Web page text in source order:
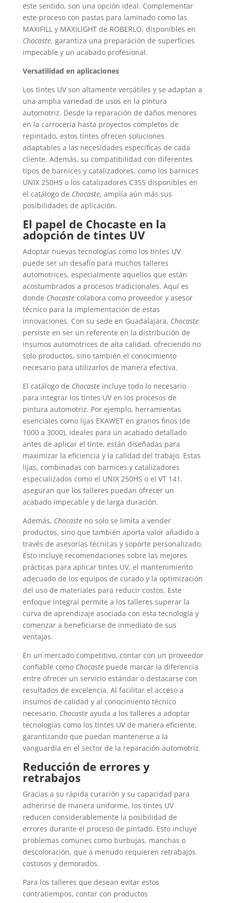
este sentido, son una opción ideal. Complementar
este proceso con pastas para laminado como las
MAXIFILL y MAXILIGHT de ROBERLO, disponibles en
Chocaste, garantiza una preparación de superficies
impecable y un acabado profesional.
Versatilidad en aplicaciones
Los tintes UV son altamente versátiles y se adaptan a
una amplia variedad de usos en la pintura
automotriz. Desde la reparación de daños menores
en la carrocería hasta proyectos completos de
repintado, estos tintes ofrecen soluciones
adaptables a las necesidades específicas de cada
cliente. Además, su compatibilidad con diferentes
tipos de barnices y catalizadores, como los barnices
UNIX 250HS o los catalizadores C355 disponibles en
el catálogo de Chocaste, amplía aún más sus
posibilidades de aplicación.
El papel de Chocaste en la
adopción de tintes UV
Adoptar nuevas tecnologías como los tintes UV
puede ser un desafío para muchos talleres
automotrices, especialmente aquellos que están
acostumbrados a procesos tradicionales. Aquí es
donde Chocastecolabora como proveedor y asesor
técnico para la implementación de estas
innovaciones. Con su sede en Guadalajara, Chocaste
persiste en ser un referente en la distribución de
insumos automotrices de alta calidad, ofreciendo no
solo productos, sino también el conocimiento
necesario para utilizarlos de manera efectiva.
El catálogo de Chocasteincluye todo lo necesario
para integrar los tintes UV en los procesos de
pintura automotriz. Por ejemplo, herramientas
esenciales como lijas EKAWET en granos finos (de
1000 a 3000), ideales para un acabado detallado
antes de aplicar el tinte, están diseñadas para
maximizar la eficiencia y la calidad del trabajo. Estas
lijas, combinadas con barnices y catalizadores
especializados como el UNIX 250HS o el VT 141,
aseguran que los talleres puedan ofrecer un
acabado impecable y de larga duración.
Además, Chocasteno solo se limita a vender
productos, sino que también aporta valor añadido a
través de asesorías técnicas y soporte personalizado.
Esto incluye recomendaciones sobre las mejores
prácticas para aplicar tintes UV, el mantenimiento
adecuado de los equipos de curado y la optimización
del uso de materiales para reducir costos. Este
enfoque integral permite a los talleres superar la
curva de aprendizaje asociada con esta tecnología y
comenzar a beneficiarse de inmediato de sus
ventajas.
En un mercado competitivo, contar con un proveedor
confiable como Chocastepuede marcar la diferencia
entre ofrecer un servicio estándar o destacarse con
resultados de excelencia. Al facilitar el acceso a
insumos de calidad y al conocimiento técnico
necesario, Chocasteayuda a los talleres a adoptar
tecnologías como los tintes UV de manera eficiente,
garantizando que puedan mantenerse a la
vanguardia en el sector de la reparación automotriz.
Reducción de errores y
retrabajos
Gracias a su rápida curación y su capacidad para
adherirse de manera uniforme, los tintes UV
reducen considerablemente la posibilidad de
errores durante el proceso de pintado. Esto incluye
problemas comunes como burbujas, manchas o
descoloración, que a menudo requieren retrabajos
costosos y demorados.
Para los talleres que desean evitar estos
contratiempos, contar con productos